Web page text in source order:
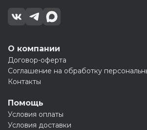
О компании
Договор-оферта
Соглашение на обработку
Контакты
Помощь
Условия оплаты
Условия доставки